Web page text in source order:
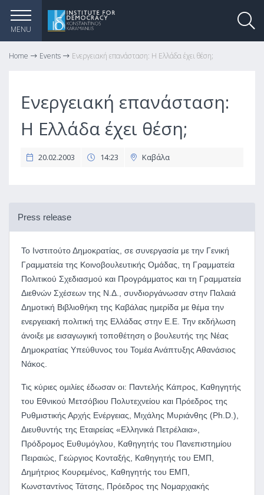
MENU
Home Events Ενεργειακή επανάσταση: Η Ελλάδα έχει θέση;
Ενεργειακή επανάσταση:
Η Ελλάδα έχει θέση;
20.02.2003 14:23 Καβάλα
Press release
Το Ινστιτούτο Δημοκρατίας, σε συνεργασία με την Γενική
Γραμματεία της Κοινοβουλευτικής Ομάδας, τη Γραμματεία
Πολιτικού Σχεδιασμού και Προγράμματος και τη Γραμματεία
Διεθνών Σχέσεων της Ν.Δ., συνδιοργάνωσαν στην Παλαιά
Δημοτική Βιβλιοθήκη της Καβάλας ημερίδα με θέμα την
ενεργειακή πολιτική της Ελλάδας στην Ε.Ε. Την εκδήλωση
άνοιξε με εισαγωγική τοποθέτηση ο βουλευτής της Νέας
Δημοκρατίας Υπεύθυνος του Τομέα Ανάπτυξης Αθανάσιος
Νάκος.
Τις κύριες ομιλίες έδωσαν οι: Παντελής Κάπρος, Καθηγητής
του Εθνικού Μετσόβιου Πολυτεχνείου και Πρόεδρος της
Ρυθμιστικής Αρχής Ενέργειας, Μιχάλης Μυριάνθης (Ph.D.),
Διευθυντής της Εταιρείας «Ελληνικά Πετρέλαια»,
Πρόδρομος Ευθυμόγλου, Καθηγητής του Πανεπιστημίου
Πειραιώς, Γεώργιος Κονταξής, Καθηγητής του ΕΜΠ,
Δημήτριος Κουρεμένος, Καθηγητής του ΕΜΠ,
Κωνσταντίνος Τάτσης, Πρόεδρος της Νομαρχιακής